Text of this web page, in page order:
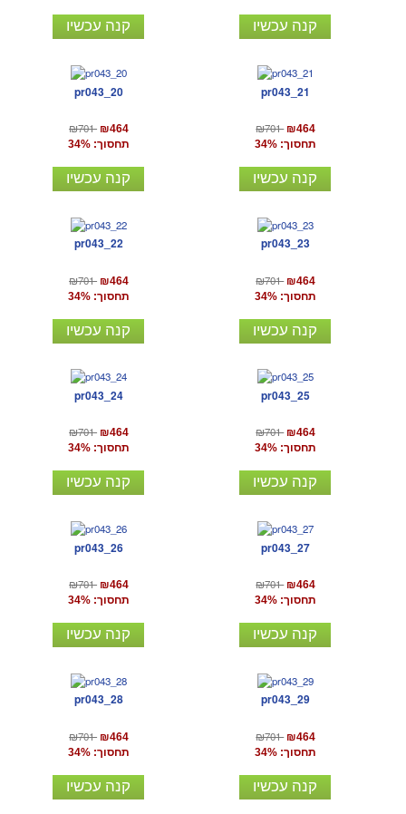
קנה עכשיו קנה עכשיו
pr043_20
₪701 ₪464
תחסוך: 34%
קנה עכשיו
pr043_21
₪701 ₪464
תחסוך: 34%
קנה עכשיו
pr043_22
₪701 ₪464
תחסוך: 34%
קנה עכשיו
pr043_23
₪701 ₪464
תחסוך: 34%
קנה עכשיו
pr043_24
₪701 ₪464
תחסוך: 34%
קנה עכשיו
pr043_25
₪701 ₪464
תחסוך: 34%
קנה עכשיו
pr043_26
₪701 ₪464
תחסוך: 34%
קנה עכשיו
pr043_27
₪701 ₪464
תחסוך: 34%
קנה עכשיו
pr043_28
₪701 ₪464
תחסוך: 34%
קנה עכשיו
pr043_29
₪701 ₪464
תחסוך: 34%
קנה עכשיו